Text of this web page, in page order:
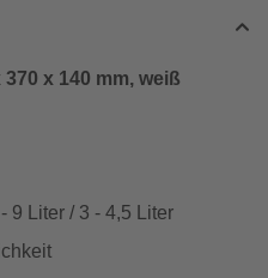
x 140 mm, weiß
9 Liter / 3 - 4,5 Liter